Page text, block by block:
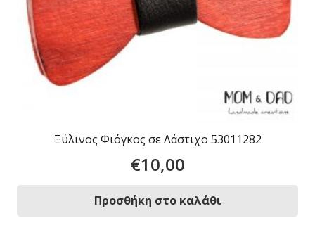
Ξύλινος Φιόγκος σε Λάστιχο 53011282
€10,00
Προσθήκη στο καλάθι